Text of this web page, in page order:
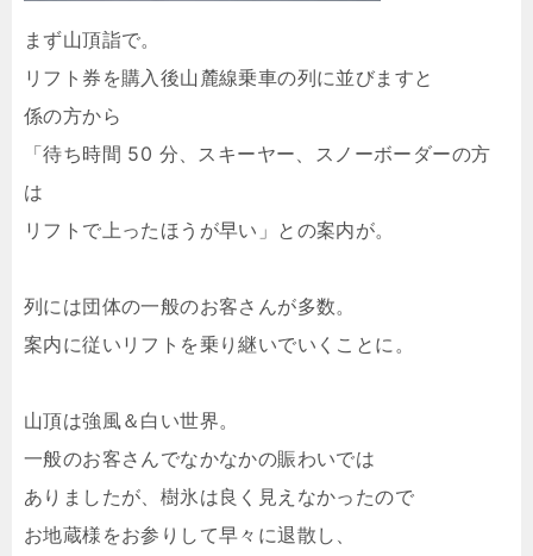
まず山頂詣で。
リフト券を購入後山麓線乗車の列に並びますと
係の方から
「待ち時間 50 分、スキーヤー、スノーボーダーの方
は
リフトで上ったほうが早い」との案内が。
列には団体の一般のお客さんが多数。
案内に従いリフトを乗り継いでいくことに。
山頂は強風＆白い世界。
一般のお客さんでなかなかの賑わいでは
ありましたが、樹氷は良く見えなかったので
お地蔵様をお参りして早々に退散し、